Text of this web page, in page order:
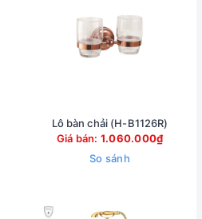
Lô bàn chải (H-B1126R)
Giá bán: 1.060.000₫
So sánh